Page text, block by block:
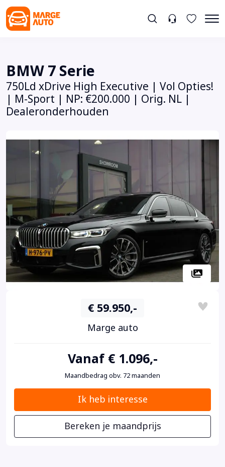
BMW 7 Serie
750Ld xDrive High Executive | Vol Opties!
| M-Sport | NP: €200.000 | Orig. NL |
Dealeronderhouden
€ 59.950,-
Marge auto
Vanaf € 1.096,-
Maandbedrag obv. 72 maanden
Ik heb interesse
Bereken je maandprijs